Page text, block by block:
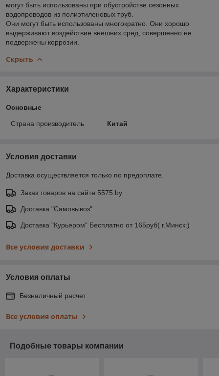
могут быть использованы при обустройстве сезонных
водопроводов из полиэтиленовых труб.
Они могут быть использованы многократно. Они хорошо
выдерживают воздействие внешних сред, совершенно не
подвержены коррозии.
Скрыть
Характеристики
Основные
Страна производитель Китай
Условия доставки
Доставка осуществляется только по предоплате.
Заказ товаров на сайте 5575.by
Доставка "Самовывоз"
Доставка "Курьером" Бесплатно от 165руб( г.Минск:)
Все условия доставки
Условия оплаты
Безналичный расчет
Все условия оплаты
Подобные товары компании